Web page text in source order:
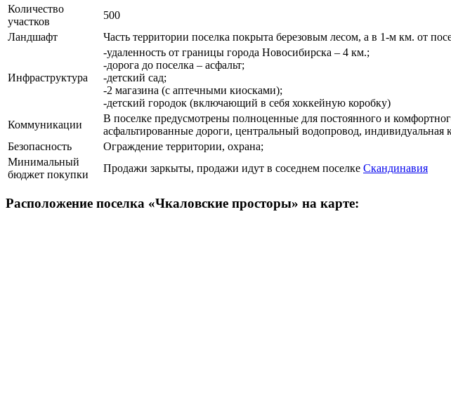
Количество
участков
500
Ландшафт
Часть территории поселка покрыта березовым лесом, а в 1-м км. от
Инфраструктура
-удаленность от границы города Новосибирска – 4 км.;
-дорога до поселка – асфальт;
-детский сад;
-2 магазина (с аптечными киосками);
-детский городок (включающий в себя хоккейную коробку)
Коммуникации
В поселке предусмотрены полноценные для постоянного и
асфальтированные дороги, центральный водопровод,
Безопасность
Ограждение территории, охрана;
Минимальный
бюджет покупки
Продажи заркыты, продажи идут в соседнем поселке Скандинавия
Расположение поселка «Чкаловские просторы» на карте: